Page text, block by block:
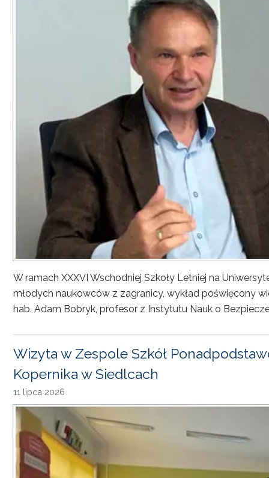
W ramach XXXVI Wschodniej Szkoły Letniej na
młodych naukowców z zagranicy, wykład poświęcony
hab. Adam Bobryk, profesor z Instytutu Nauk o
Wizyta w Zespole Szkół
Kopernika w Siedlcach
11 lipca 2026